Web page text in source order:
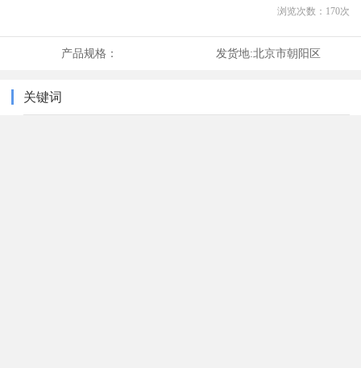
浏览次数： 170次
产品规格： 发货地:北京市朝阳区
关键词